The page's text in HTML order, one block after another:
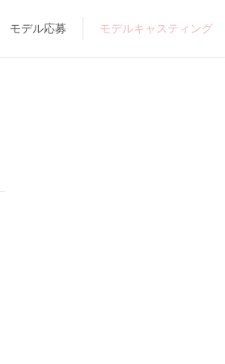
モデル応募 モデルキャスティング